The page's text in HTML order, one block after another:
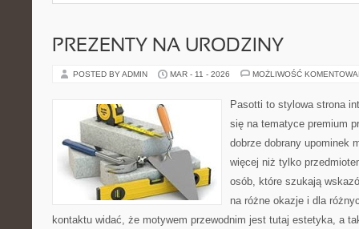
PREZENTY NA URODZINY
POSTED BY ADMIN MAR - 11 - 2026 MOŻLIWOŚĆ
Pasotti to stylowa strona
się na tematyce premium
dobrze dobrany upominek
więcej niż tylko
osób, które szukają
na różne okazje i dla
kontaktu widać, że motywem przewodnim jest tutaj estetyka, a